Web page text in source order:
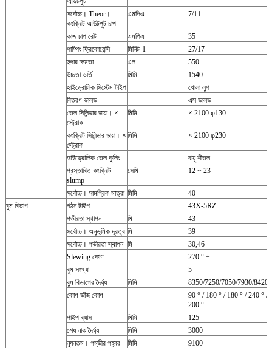
সর্বোচ্চ। Theor।
কংক্রিট আউটপুট চাপ
এমপিএ 7/11
কাজ চাপ রেট এমপিএ
35
পাম্পিং ফ্রিকোয়েন্সি
মিনিট-1
27/17
হুপার ক্ষমতা
এল
550
উচ্চতা ভর্তি
মিমি
1540
হাইড্রোলিক সিস্টেম টাইপ
খোলা লুপ
বিতরণ ভালভ
এস ভালভ
তেল সিলিন্ডার ডায়া। ×
স্ট্রোক
মিমি × 2100 φ130
কংক্রিট সিলিন্ডার ডায়া। ×
স্ট্রোক
মিমি × 2100 φ230
হাইড্রোলিক তেল কুলিং
বায়ু শীতল
প্রস্তাবিত কংক্রিট
slump
সেমি 12 ~ 23
সর্বোচ্চ। সামগ্রিক মাত্রা মিমি
40
বুম বিভাগ
গঠন টাইপ
43X-5RZ
গভীরতা স্থাপন
মি
43
সর্বোচ্চ। অনুভূমিক দূরত্ব মি
39
সর্বোচ্চ। গভীরতা স্থাপন মি
30,46
Slewing কোণ
270 ° ±
বুম সংখ্যা
5
বুম বিভাগের দৈর্ঘ্য
মিমি
8350/7250/7050/7930/8420
কোণ ভাঁজ কোণ
90 ° / 180 ° / 180 ° / 240 ° /
200 °
পাইপ ব্যাস
মিমি
125
শেষ নাক দৈর্ঘ্য
মিমি
3000
ন্যূনতম। গম্ভীর গহ্বর
মিমি 9100